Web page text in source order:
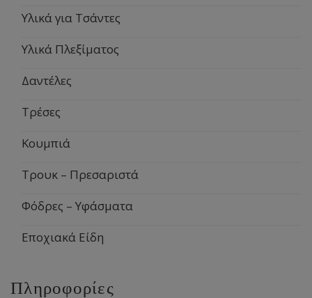
Υλικά για Τσάντες
Υλικά Πλεξίματος
Δαντέλες
Τρέσες
Κουμπιά
Τρουκ – Πρεσαριστά
Φόδρες – Υφάσματα
Εποχιακά Είδη
Πληροφορίες